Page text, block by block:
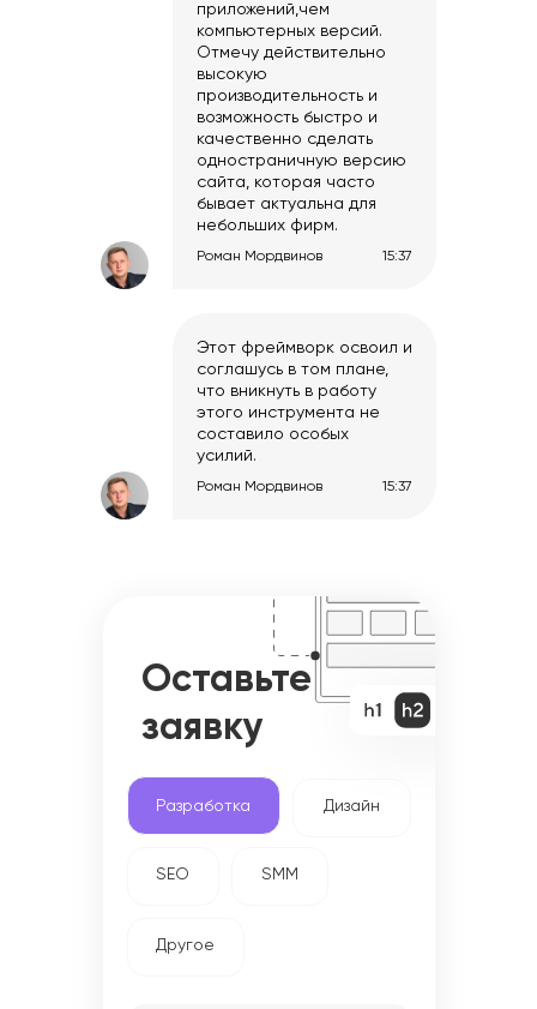
приложений,чем
компьютерных версий.
Отмечу действительно
высокую
производительность и
возможность быстро и
качественно сделать
одностраничную версию
сайта, которая часто
бывает актуальна для
небольших фирм.
Роман Мордвинов 15:37
Этот фреймворк освоил и
соглашусь в том плане,
что вникнуть в работу
этого инструмента не
составило особых
усилий.
Роман Мордвинов 15:37
Оставьте
заявку
Разработка Дизайн
SEO SMM
Другое